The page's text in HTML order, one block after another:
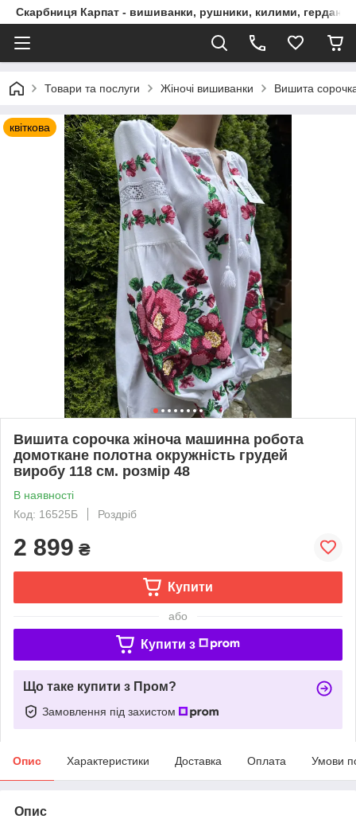
Скарбниця Карпат - вишиванки, рушники, килими, гердани,
Товари та послуги Жіночі вишиванки Вишита
квіткова
Вишита сорочка жіноча машинна робота
домоткане полотна окружність грудей
виробу 118 см. розмір 48
В наявності
Код: 16525Б
Роздріб
2 899 ₴
Купити
або
Купити з
Що таке купити з Пром?
Замовлення під захистом
Опис Характеристики Доставка Оплата Умови
Опис